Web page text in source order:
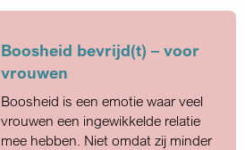
Boosheid bevrijd(t) – voor
vrouwen
Boosheid is een emotie waar veel
vrouwen een ingewikkelde relatie
mee hebben. Niet omdat zij minder